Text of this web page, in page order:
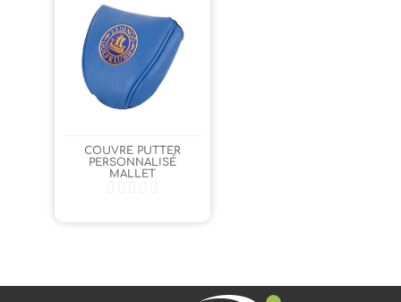
COUVRE PUTTER
PERSONNALISÉ
MALLET